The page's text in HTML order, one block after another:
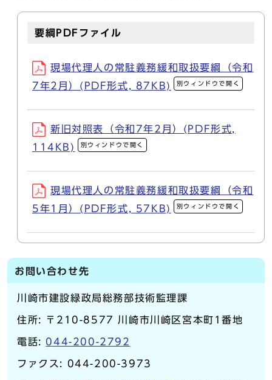
要綱PDFファイル
現場代理人の常駐義務緩和取扱要綱（令和
7年2月）(PDF形式, 87KB)
別ウィンドウで開く
新旧対照表（令和7年2月）(PDF形式,
114KB)
別ウィンドウで開く
現場代理人の常駐義務緩和取扱要綱（令和
5年1月）(PDF形式, 57KB)
別ウィンドウで開く
お問い合わせ先
川崎市建設緑政局総務部技術監理課
住所: 〒210-8577 川崎市川崎区宮本町1番地
電話: 044-200-2792
ファクス: 044-200-3973